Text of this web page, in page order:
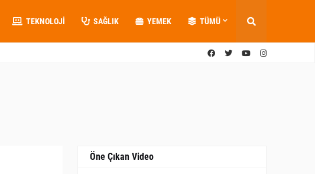
TEKNOLOJI SAĞLIK YEMEK TÜMÜ
Öne Çıkan Video